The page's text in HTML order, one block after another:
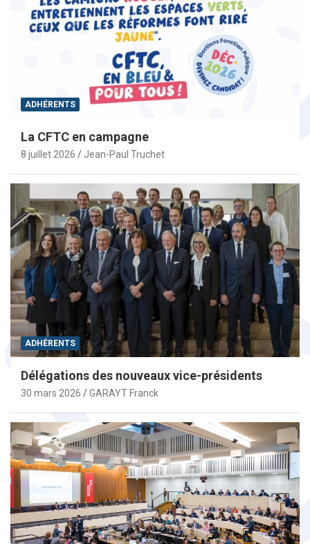
ADHÉRENTS
La CFTC en campagne
8 juillet 2026 Jean-Paul Truchet
ADHÉRENTS
Délégations des nouveaux vice-présidents
30 mars 2026 GARAYT Franck